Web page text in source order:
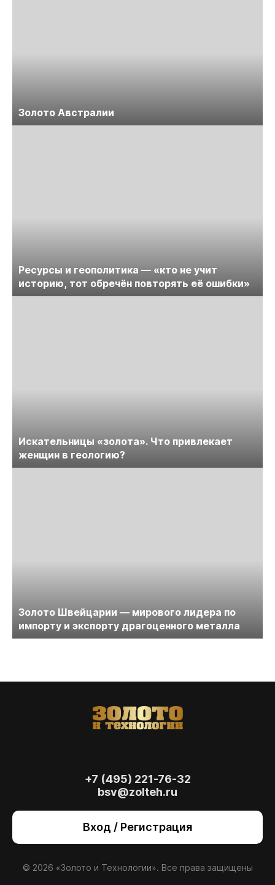
Золото Австралии
Ресурсы и геополитика — «кто не учит
историю, тот обречён повторять её ошибки»
Искательницы «золота». Что привлекает
женщин в геологию?
Золото Швейцарии — мирового лидера по
импорту и экспорту драгоценного металла
+7 (495) 221-76-32
bsv@zolteh.ru
Вход / Регистрация
© 2026 «Золото и Технологии». Все права защищены
также для анализа сайта и улучшения
сайт, вы даете согласиена использование